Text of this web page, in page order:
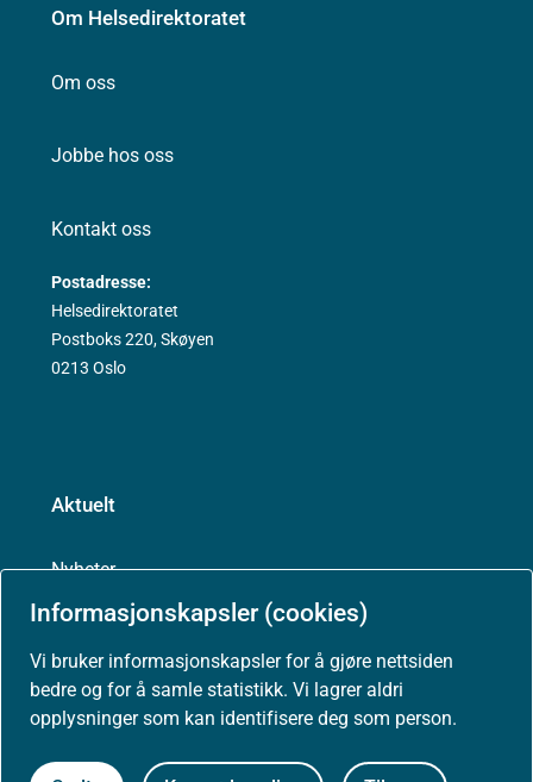
Informasjonskapsler (cookies)
Vi bruker informasjonskapsler for å gjøre nettsiden
bedre og for å samle statistikk. Vi lagrer aldri
opplysninger som kan identifisere deg som person.
Om Helsedirektoratet
Om oss
Jobbe hos oss
Kontakt oss
Postadresse:
Helsedirektoratet
Postboks 220, Skøyen
0213 Oslo
Aktuelt
Nyheter
Høringer